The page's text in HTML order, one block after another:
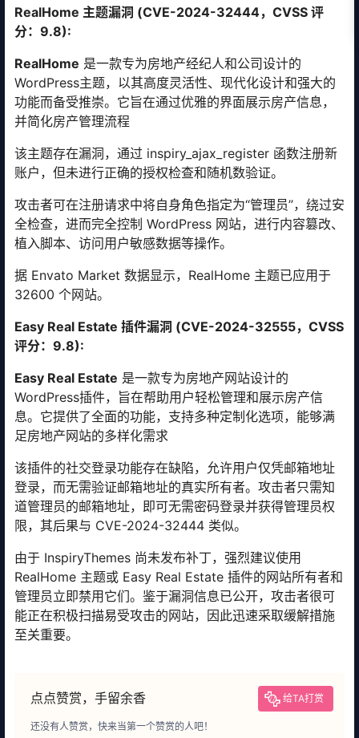
RealHome 主题漏洞 (CVE-2024-32444，CVSS 评
分：9.8):
RealHome 是一款专为房地产经纪人和公司设计的
WordPress主题，以其高度灵活性、现代化设计和强大的
功能而备受推崇。它旨在通过优雅的界面展示房产信息，
并简化房产管理流程
该主题存在漏洞，通过 inspiry_ajax_register 函数注册新
账户，但未进行正确的授权检查和随机数验证。
攻击者可在注册请求中将自身角色指定为“管理员”，绕过安
全检查，进而完全控制 WordPress 网站，进行内容篡改、
植入脚本、访问用户敏感数据等操作。
据 Envato Market 数据显示，RealHome 主题已应用于
32600 个网站。
Easy Real Estate 插件漏洞 (CVE-2024-32555，CVSS
评分：9.8):
Easy Real Estate 是一款专为房地产网站设计的
WordPress插件，旨在帮助用户轻松管理和展示房产信
息。它提供了全面的功能，支持多种定制化选项，能够满
足房地产网站的多样化需求
该插件的社交登录功能存在缺陷，允许用户仅凭邮箱地址
登录，而无需验证邮箱地址的真实所有者。攻击者只需知
道管理员的邮箱地址，即可无需密码登录并获得管理员权
限，其后果与 CVE-2024-32444 类似。
由于 InspiryThemes 尚未发布补丁，强烈建议使用
RealHome 主题或 Easy Real Estate 插件的网站所有者和
管理员立即禁用它们。鉴于漏洞信息已公开，攻击者很可
能正在积极扫描易受攻击的网站，因此迅速采取缓解措施
至关重要。
点点赞赏，手留余香 给TA打赏
还没有人赞赏，快来当第一个赞赏的人吧！